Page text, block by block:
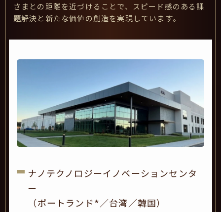
さまとの距離を近づけることで、スピード感のある課
題解決と新たな価値の創造を実現しています。
ナノテクノロジーイノベーションセンタ
ー
（ポートランド*／台湾／韓国）